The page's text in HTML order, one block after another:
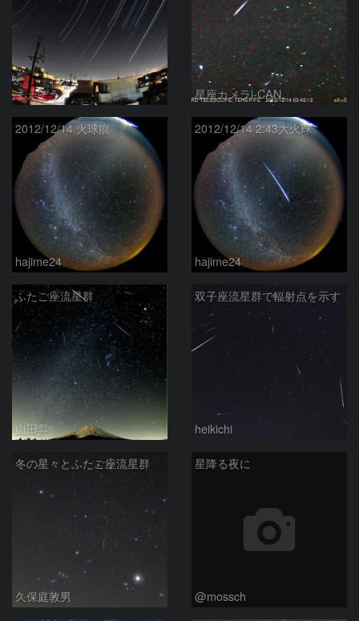
まえぞう 星座カメラi-CAN
2012/12/14 火球痕
hajime24
2012/12/14 2:43大火球
hajime24
ふたご座流星群
山田昇
双子座流星群で輻射点を示す
heikichi
冬の星々とふたご座流星群
久保庭敦男
星降る夜に
@mossch